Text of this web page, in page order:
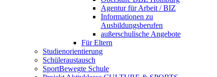
Agentur für Arbeit / BIZ
Informationen zu
Ausbildungsberufen
außerschulische Angebote
Für Eltern
Studienorientierung
Schüleraustausch
SportBewegte Schule